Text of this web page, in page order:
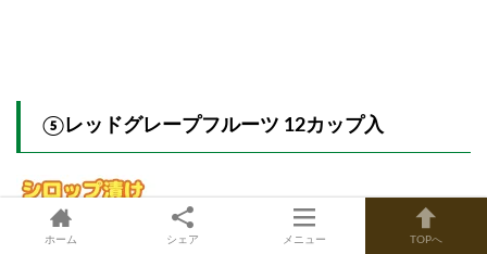
⑤レッドグレープフルーツ 12カップ入
ホーム シェア メニュー TOPへ